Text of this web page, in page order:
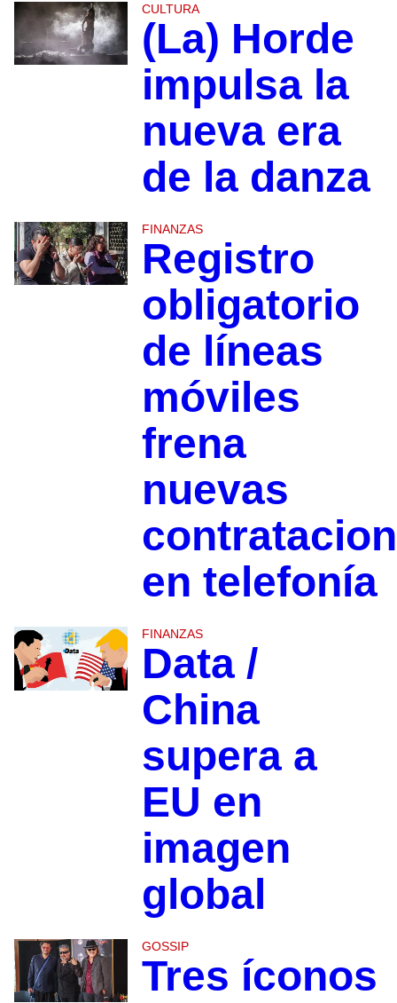
CULTURA
(La) Horde
impulsa la
nueva era
de la danza
FINANZAS
Registro
obligatorio
de líneas
móviles
frena
nuevas
en telefonía
FINANZAS
Data /
China
supera a
EU en
imagen
global
GOSSIP
Tres íconos